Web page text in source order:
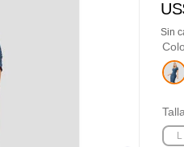
Sin
L